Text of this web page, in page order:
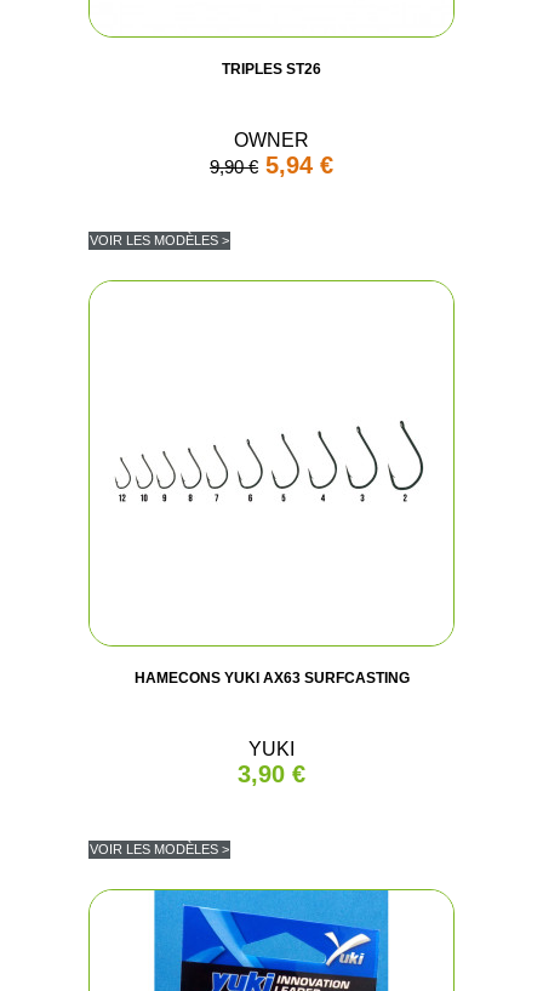
TRIPLES ST26
OWNER
9,90 € 5,94 €
VOIR LES MODÈLES >
HAMECONS YUKI AX63 SURFCASTING
YUKI
3,90 €
VOIR LES MODÈLES >